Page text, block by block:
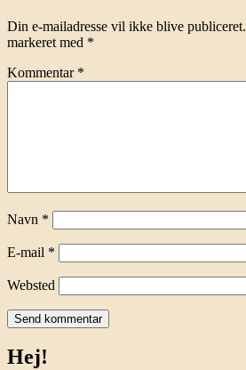
Din e-mailadresse vil ikke blive publiceret.
markeret med *
Kommentar *
Navn *
E-mail *
Websted
Hej!